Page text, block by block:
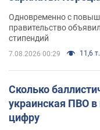
Одновременно с
правительство
стипендий
7.08.2026 00:29 11,6 т.
Сколько
украинская ПВО
цифру